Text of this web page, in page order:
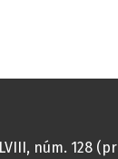
núm. 128